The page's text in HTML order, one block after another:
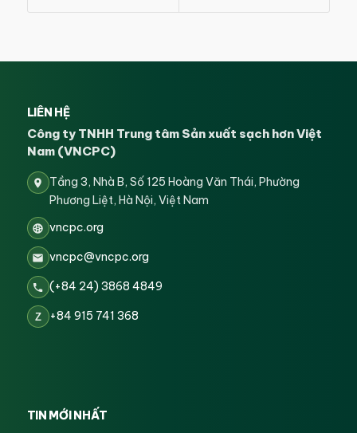
LIÊN HỆ
Công ty TNHH Trung tâm Sản xuất sạch hơn Việt
Nam (VNCPC)
Tầng 3, Nhà B, Số 125 Hoàng Văn Thái, Phường
Phương Liệt, Hà Nội, Việt Nam
vncpc.org
vncpc@vncpc.org
(+84 24) 3868 4849
Z +84 915 741 368
TIN MỚI NHẤT